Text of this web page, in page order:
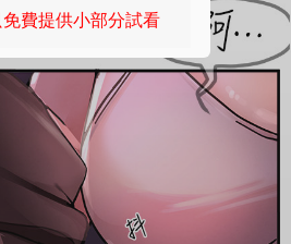
費提供小部分試看